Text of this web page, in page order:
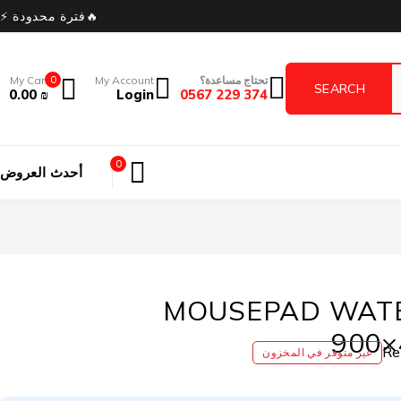
🔥فترة محدودة ⚡
تحتاج مساعدة؟
374 229 0567
My Account
Login
0
My Cart
0.00 ₪
0 أحدث العروض
MOUSEPAD
غير متوفر في المخزون